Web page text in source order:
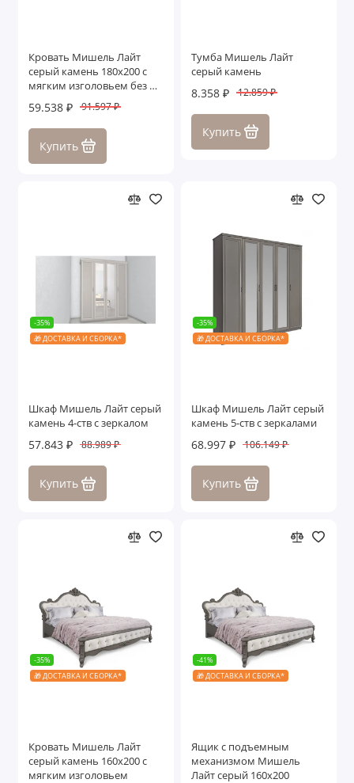
Кровать Мишель Лайт
серый камень 180х200 с
мягким изголовьем без п/
59.538 ₽ 91.597 ₽
Купить
Тумба Мишель Лайт
серый камень
8.358 ₽ 12.859 ₽
Купить
-35%
🎁 ДОСТАВКА И СБОРКА*
Шкаф Мишель Лайт серый
камень 4-ств с зеркалом
57.843 ₽ 88.989 ₽
Купить
-35%
🎁 ДОСТАВКА И СБОРКА*
Шкаф Мишель Лайт серый
камень 5-ств с зеркалами
68.997 ₽ 106.149 ₽
Купить
-35%
🎁 ДОСТАВКА И СБОРКА*
Кровать Мишель Лайт
серый камень 160х200 с
мягким изголовьем
-41%
🎁 ДОСТАВКА И СБОРКА*
Ящик с подъемным
механизмом Мишель
Лайт серый 160х200